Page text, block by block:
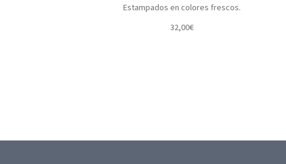
Estampados en colores frescos.
32,00€